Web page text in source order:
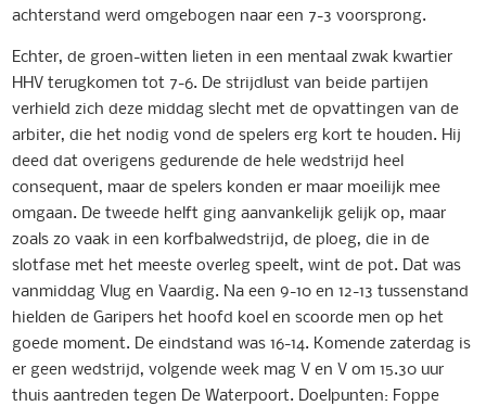
achterstand werd omgebogen naar een 7-3 voorsprong.
Echter, de groen-witten lieten in een mentaal zwak kwartier
HHV terugkomen tot 7-6. De strijdlust van beide partijen
verhield zich deze middag slecht met de opvattingen van de
arbiter, die het nodig vond de spelers erg kort te houden. Hij
deed dat overigens gedurende de hele wedstrijd heel
consequent, maar de spelers konden er maar moeilijk mee
omgaan. De tweede helft ging aanvankelijk gelijk op, maar
zoals zo vaak in een korfbalwedstrijd, de ploeg, die in de
slotfase met het meeste overleg speelt, wint de pot. Dat was
vanmiddag Vlug en Vaardig. Na een 9-10 en 12-13 tussenstand
hielden de Garipers het hoofd koel en scoorde men op het
goede moment. De eindstand was 16-14. Komende zaterdag is
er geen wedstrijd, volgende week mag V en V om 15.30 uur
thuis aantreden tegen De Waterpoort. Doelpunten: Foppe